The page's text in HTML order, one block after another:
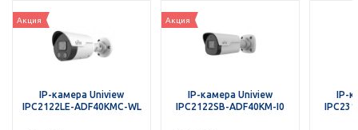
Акция
IP-камера Uniview
IPC2122LE-ADF40KMC-WL
Акция
IP-камера Uniview
IPC2122SB-ADF40KM-I0
IP-